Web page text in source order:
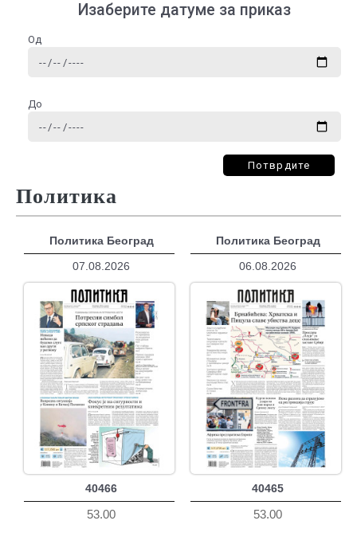
Изаберите датуме за приказ
Од
До
Потврдите
Политика
Политика Београд
07.08.2026
40466
53.00
Политика Београд
06.08.2026
40465
53.00